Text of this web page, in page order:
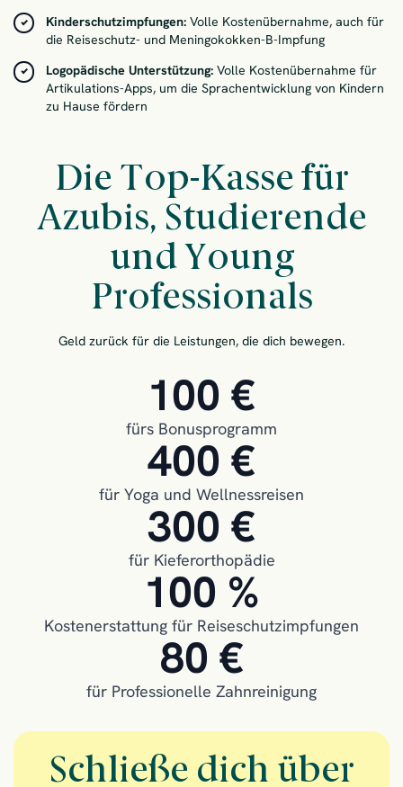
Kinderschutzimpfungen: Volle Kostenübernahme, auch für
die Reiseschutz- und Meningokokken-B-Impfung
Logopädische Unterstützung:Volle Kostenübernahme für
Artikulations-Apps, um die Sprachentwicklung von Kindern
zu Hause fördern
Die Top-Kasse für
Azubis, Studierende
und Young
Professionals
Geld zurück für die Leistungen, die dich bewegen.
100 €
fürs Bonusprogramm
400 €
für Yoga und Wellnessreisen
300 €
für Kieferorthopädie
100 %
Kostenerstattung für Reiseschutzimpfungen
80 €
für Professionelle Zahnreinigung
Schließe dich über